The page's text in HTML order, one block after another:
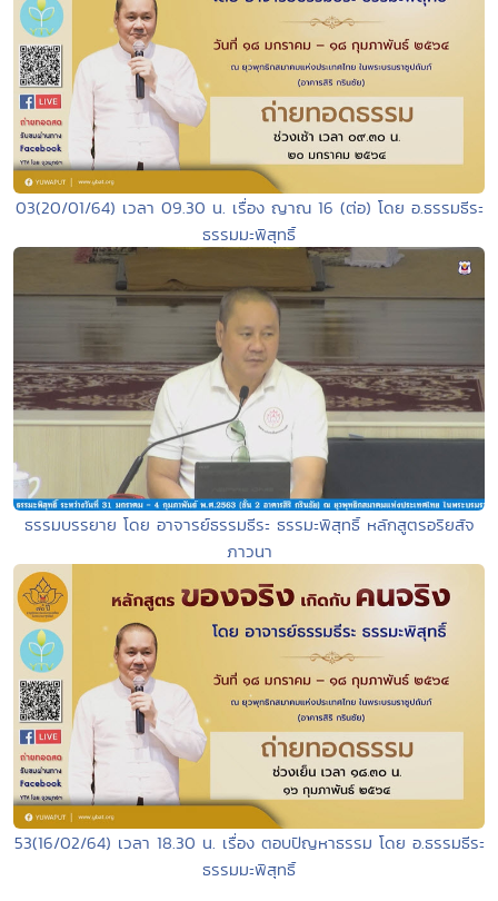
03(20/01/64) เวลา 09.30 น. เรื่อง ญาณ 16 (ต่อ) โดย อ.ธรรมธีระ
ธรรมมะพิสุทธิ์
ธรรมบรรยาย โดย อาจารย์ธรรมธีระ ธรรมะพิสุทธิ์ หลักสูตรอริยสัจ
ภาวนา
53(16/02/64) เวลา 18.30 น. เรื่อง ตอบปัญหาธรรม โดย อ.ธรรมธีระ
ธรรมมะพิสุทธิ์